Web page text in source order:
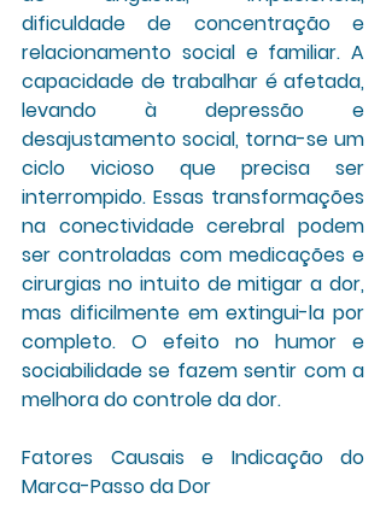
dificuldade de concentração e
relacionamento social e familiar. A
capacidade de trabalhar é afetada,
levando à depressão e
desajustamento social, torna-se um
ciclo vicioso que precisa ser
interrompido. Essas transformações
na conectividade cerebral podem
ser controladas com medicações e
cirurgias no intuito de mitigar a dor,
mas dificilmente em extingui-la por
completo. O efeito no humor e
sociabilidade se fazem sentir com a
melhora do controle da dor.
Fatores Causais e Indicação do
Marca-Passo da Dor